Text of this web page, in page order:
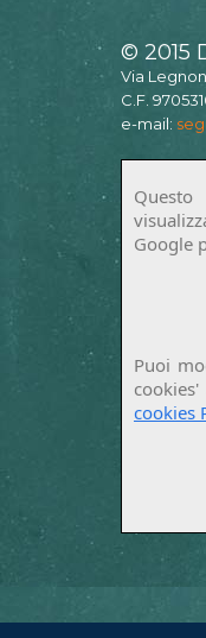
© 2015
Via
C.F.
e-mail:
Google
Puoi
cookies